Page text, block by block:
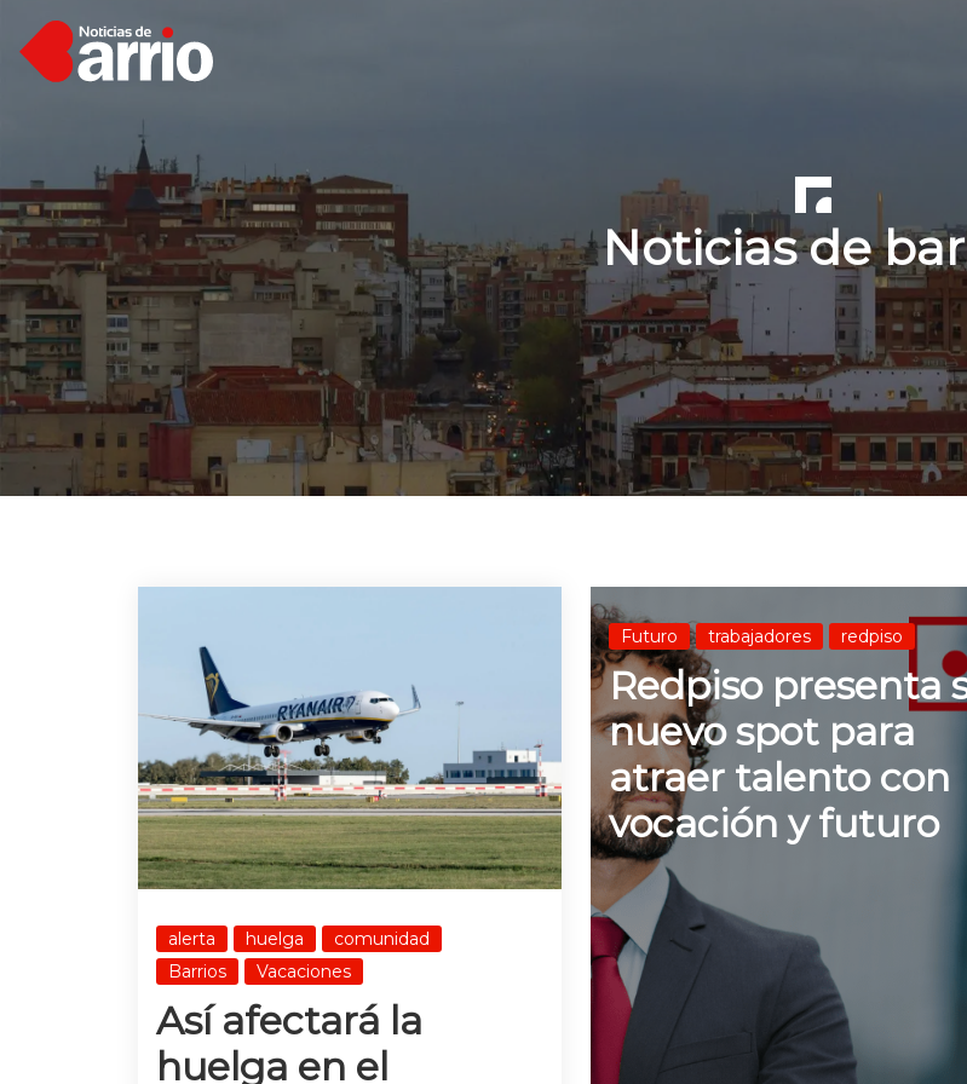
Noticias de
alerta huelga
comunidad
Barrios
Vacaciones
Así afectará la
huelga en el
Futuro trabajadores redpiso
Redpiso presenta
nuevo spot para
atraer talento con
vocación y futuro